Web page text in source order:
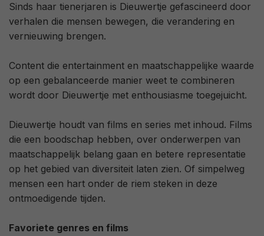
Sinds haar tienerjaren is Dieuwertje gefascineerd door
verhalen die mensen bewegen, die verandering en
vernieuwing brengen.
Content die entertainment en maatschappelijke waarde
op een gebalanceerde manier weet te combineren
wordt door Dieuwertje met enthousiasme toegejuicht.
Dieuwertje houdt van films en series met inhoud. Films
die een boodschap hebben, over onderwerpen van
maatschappelijk belang gaan en betere representatie
op het gebied van diversiteit laten zien. Of simpelweg
mensen een hart onder de riem steken in deze
ontmoedigende tijden.
Favoriete genres en films